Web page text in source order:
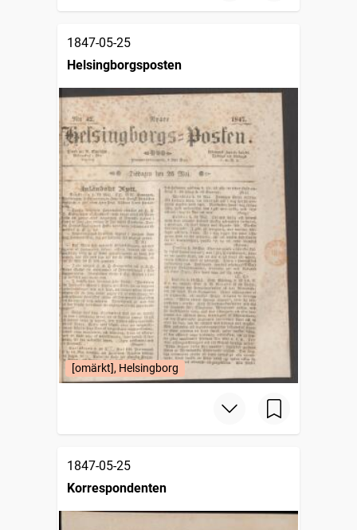
1847-05-25
Helsingborgsposten
[omärkt], Helsingborg
1847-05-25
Korrespondenten